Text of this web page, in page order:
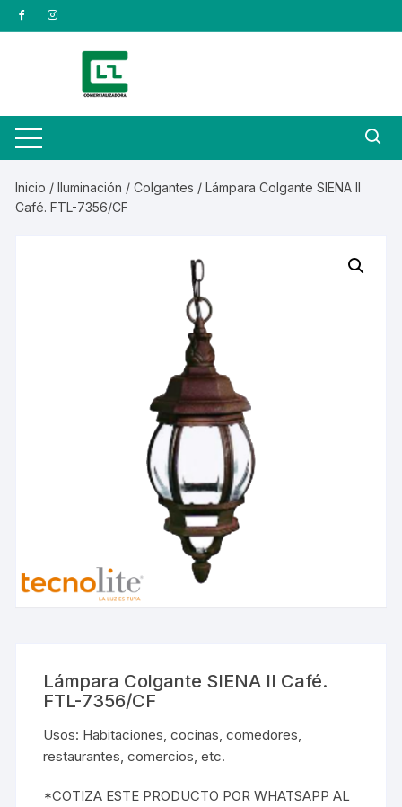
Saltar
al
Inicio /Iluminación /Colgantes / Lámpara Colgante SIENA II
Café. FTL-7356/CF
Lámpara Colgante SIENA II Café.
FTL-7356/CF
Usos: Habitaciones, cocinas, comedores,
restaurantes, comercios, etc.
*COTIZA ESTE PRODUCTO POR WHATSAPP AL